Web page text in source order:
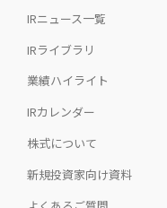
IRニュース一覧
IRライブラリ
業績ハイライト
IRカレンダー
株式について
新規投資家向け資料